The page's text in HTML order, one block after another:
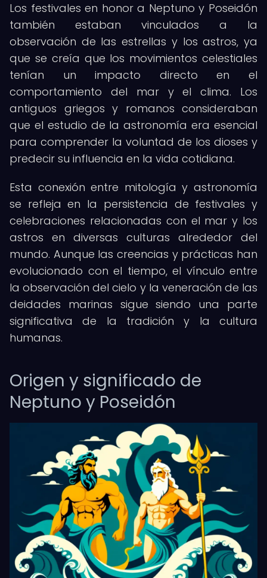
Los festivales en honor a Neptuno y Poseidón
también estaban vinculados a la
observación de las estrellas y los astros, ya
que se creía que los movimientos celestiales
tenían un impacto directo en el
comportamiento del mar y el clima. Los
antiguos griegos y romanos consideraban
que el estudio de la astronomía era esencial
para comprender la voluntad de los dioses y
predecir su influencia en la vida cotidiana.
Esta conexión entre mitología y astronomía
se refleja en la persistencia de festivales y
celebraciones relacionadas con el mar y los
astros en diversas culturas alrededor del
mundo. Aunque las creencias y prácticas han
evolucionado con el tiempo, el vínculo entre
la observación del cielo y la veneración de las
deidades marinas sigue siendo una parte
significativa de la tradición y la cultura
humanas.
Origen y significado de
Neptuno y Poseidón